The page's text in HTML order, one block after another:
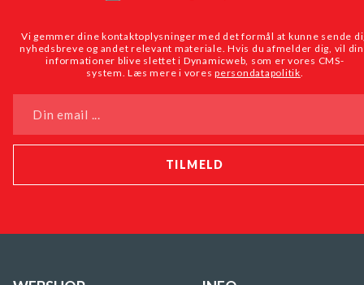
Vi gemmer dine kontaktoplysninger med det formål at kunne sende
nyhedsbreve og andet relevant materiale. Hvis du afmelder dig, vil
informationer blive slettet i Dynamicweb, som er vores CMS-
system. Læs mere i vorespersondatapolitik.
Din email ...